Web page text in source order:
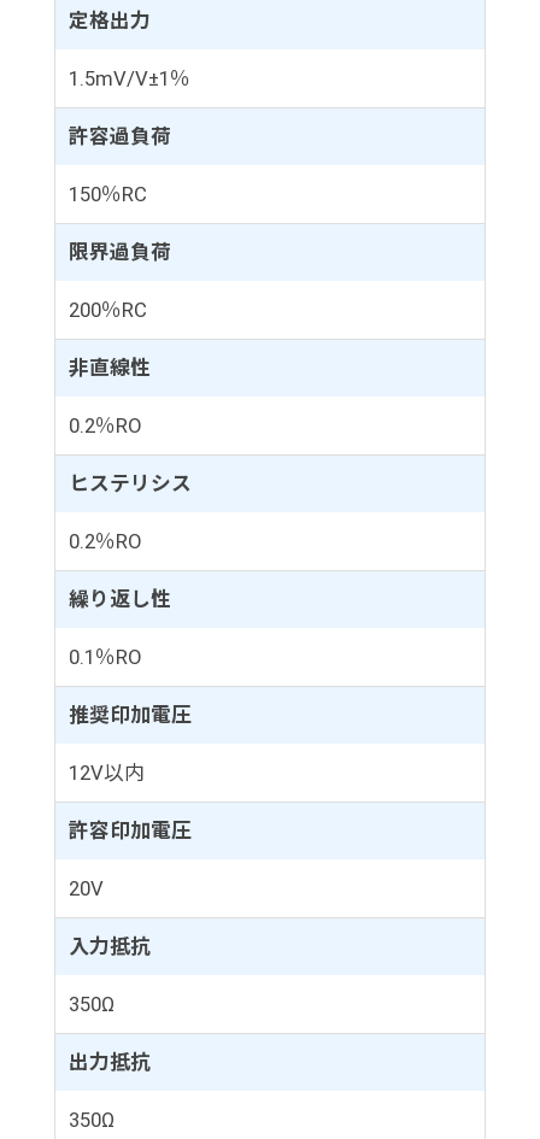
定格出力
1.5mV/V±1％
許容過負荷
150％RC
限界過負荷
200％RC
非直線性
0.2％RO
ヒステリシス
0.2％RO
繰り返し性
0.1％RO
推奨印加電圧
12V以内
許容印加電圧
20V
入力抵抗
350Ω
出力抵抗
350Ω